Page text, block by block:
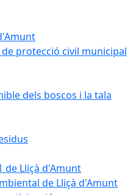
protecció civil municipal
dels boscos i la tala
de Lliçà d'Amunt
de Lliçà d'Amunt